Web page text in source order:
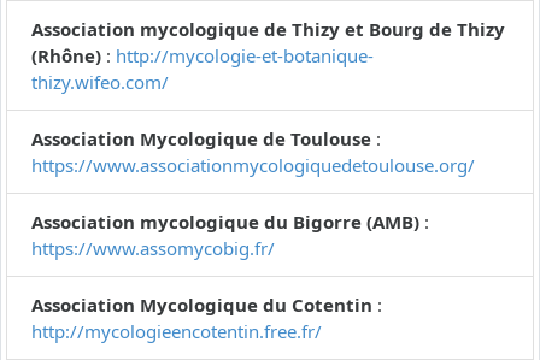
Association mycologique de Thizy et Bourg de Thizy
(Rhône) : http://mycologie-et-botanique-
thizy.wifeo.com/
Association Mycologique de Toulouse :
https://www.associationmycologiquedetoulouse.org/
Association mycologique du Bigorre (AMB) :
https://www.assomycobig.fr/
Association Mycologique du Cotentin :
http://mycologieencotentin.free.fr/